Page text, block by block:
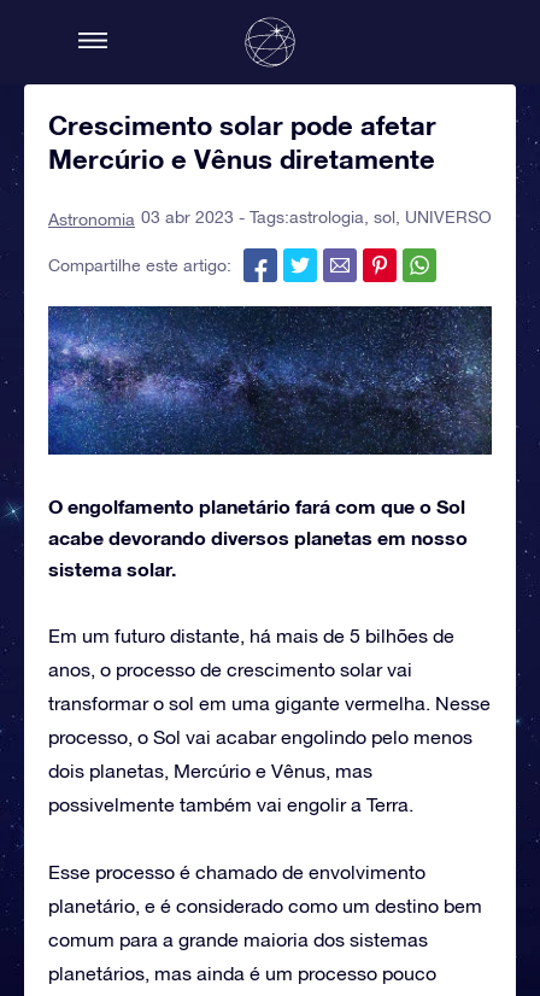
Crescimento solar pode afetar
Mercúrio e Vênus diretamente
Astronomia 03 abr 2023 - Tags:astrologia sol UNIVERSO
Compartilhe este artigo:
O engolfamento planetário fará com que o Sol
acabe devorando diversos planetas em nosso
sistema solar.
Em um futuro distante, há mais de 5 bilhões de
anos, o processo de crescimento solar vai
transformar o sol em uma gigante vermelha. Nesse
processo, o Sol vai acabar engolindo pelo menos
dois planetas, Mercúrio e Vênus, mas
possivelmente também vai engolir a Terra.
Esse processo é chamado de envolvimento
planetário, e é considerado como um destino bem
comum para a grande maioria dos sistemas
planetários, mas ainda é um processo pouco